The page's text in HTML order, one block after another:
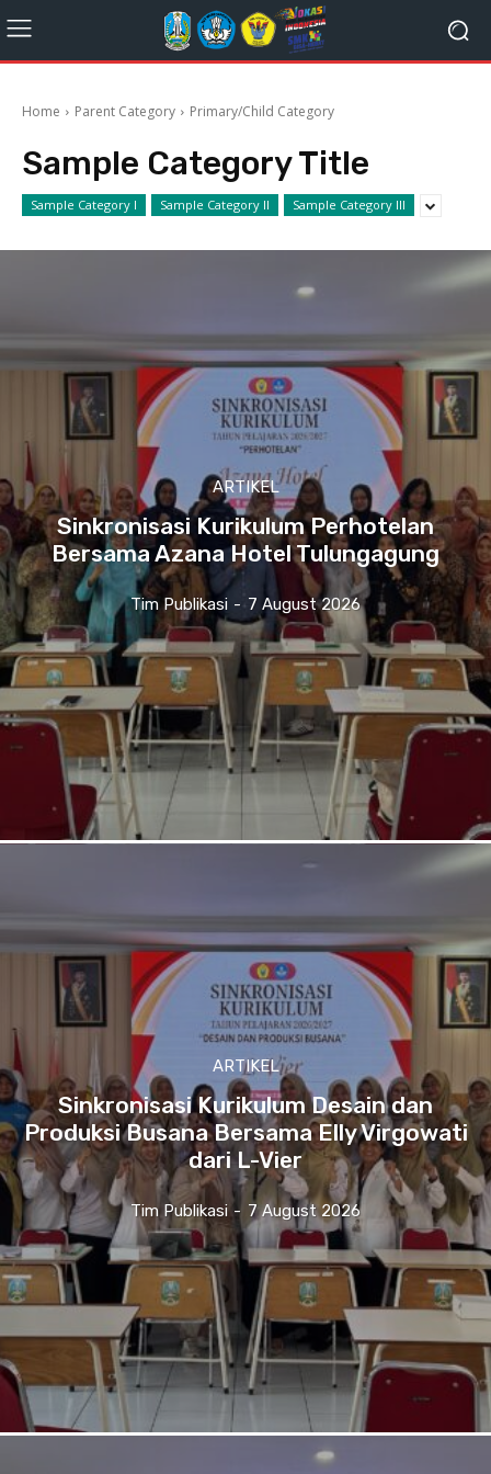
Home Parent Category Primary/Child Category
Sample Category Title
Sample Category I Sample Category II Sample Category III
ARTIKEL
Sinkronisasi Kurikulum Perhotelan
Bersama Azana Hotel Tulungagung
Tim Publikasi - 7 August 2026
ARTIKEL
Sinkronisasi Kurikulum Desain dan
Produksi Busana Bersama Elly Virgowati
dari L-Vier
Tim Publikasi - 7 August 2026